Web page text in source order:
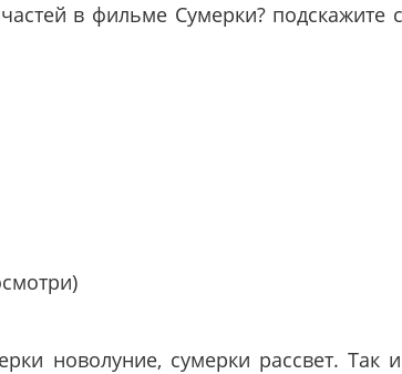
в фильме Сумерки?
новолуние, сумерки рассвет.